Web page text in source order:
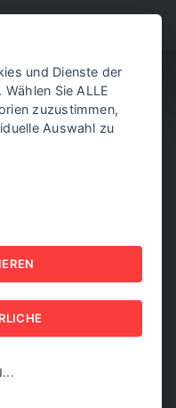
AUS
und Dienste der
Sie ALLE
zuzustimmen,
Auswahl zu